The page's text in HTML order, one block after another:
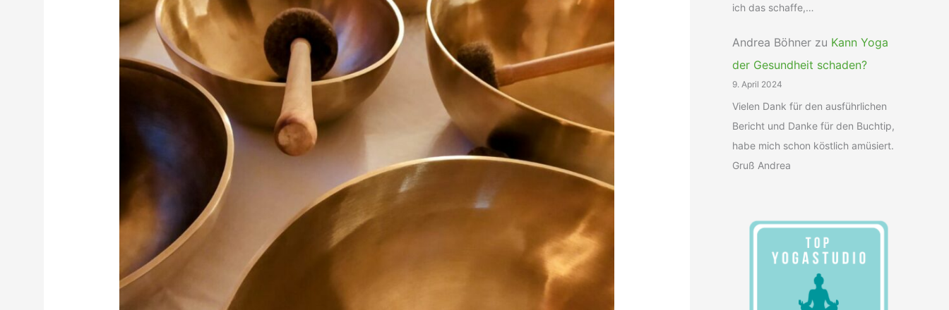
ich das schaffe,…
Andrea Böhner zu Kann Yoga
der Gesundheit schaden?
9. April 2024
Vielen Dank für den ausführlichen
Bericht und Danke für den Buchtip,
habe mich schon köstlich amüsiert.
Gruß Andrea